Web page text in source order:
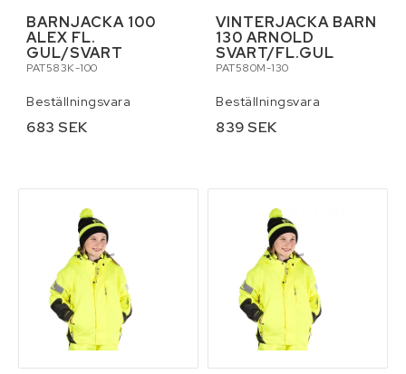
BARNJACKA 100
ALEX FL.
GUL/SVART
PAT583K-100
Beställningsvara
683 SEK
VINTERJACKA BARN
130 ARNOLD
SVART/FL.GUL
PAT580M-130
Beställningsvara
839 SEK